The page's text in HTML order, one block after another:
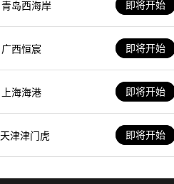
青岛西海岸 即将开始
广西恒宸 即将开始
上海海港 即将开始
天津津门虎 即将开始